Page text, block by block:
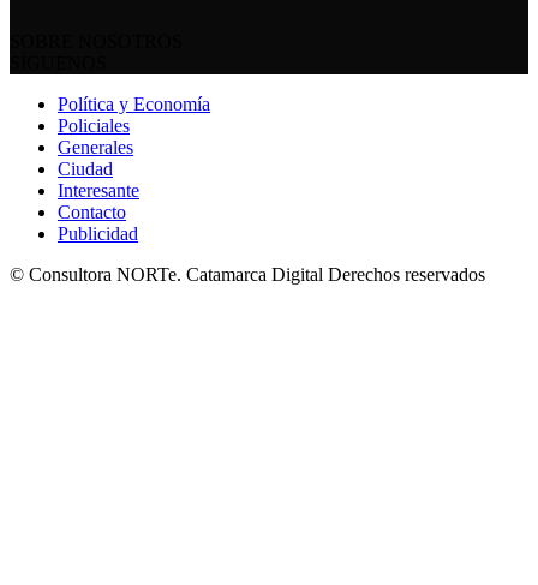
Política y Economía
Policiales
Generales
Ciudad
Interesante
Contacto
Publicidad
© Consultora NORTe. Catamarca Digital Derechos reservados